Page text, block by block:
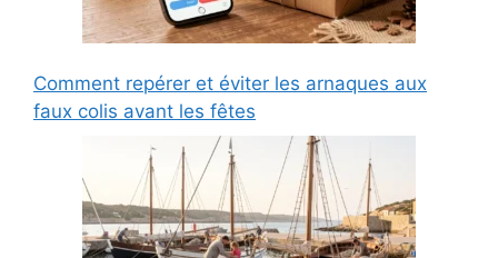
Comment repérer et éviter les arnaques aux
faux colis avant les fêtes